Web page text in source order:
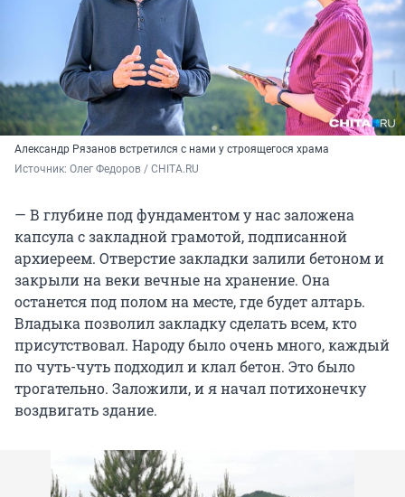
Александр Рязанов встретился с нами у строящегося храма
Источник: Олег Федоров / CHITA.RU
— В глубине под фундаментом у нас заложена
капсула с закладной грамотой, подписанной
архиереем. Отверстие закладки залили бетоном и
закрыли на веки вечные на хранение. Она
останется под полом на месте, где будет алтарь.
Владыка позволил закладку сделать всем, кто
присутствовал. Народу было очень много, каждый
по чуть-чуть подходил и клал бетон. Это было
трогательно. Заложили, и я начал потихонечку
воздвигать здание.